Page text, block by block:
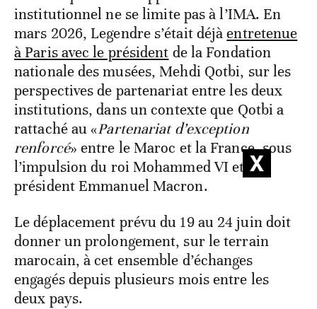
institutionnel ne se limite pas à l’IMA. En
mars 2026, Legendre s’était déjàentretenue
à Paris avec le président de la Fondation
nationale des musées, Mehdi Qotbi, sur les
perspectives de partenariat entre les deux
institutions, dans un contexte que Qotbi a
rattaché au «Partenariat d’exception
renforcé» entre le Maroc et la France, sous
l’impulsion du roi Mohammed VI et du
président Emmanuel Macron.
Le déplacement prévu du 19 au 24 juin doit
donner un prolongement, sur le terrain
marocain, à cet ensemble d’échanges
engagés depuis plusieurs mois entre les
deux pays.